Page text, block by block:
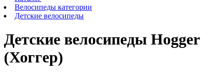
Велосипеды категории
Детские велосипеды
Детские велосипеды Hogger
(Хоггер)